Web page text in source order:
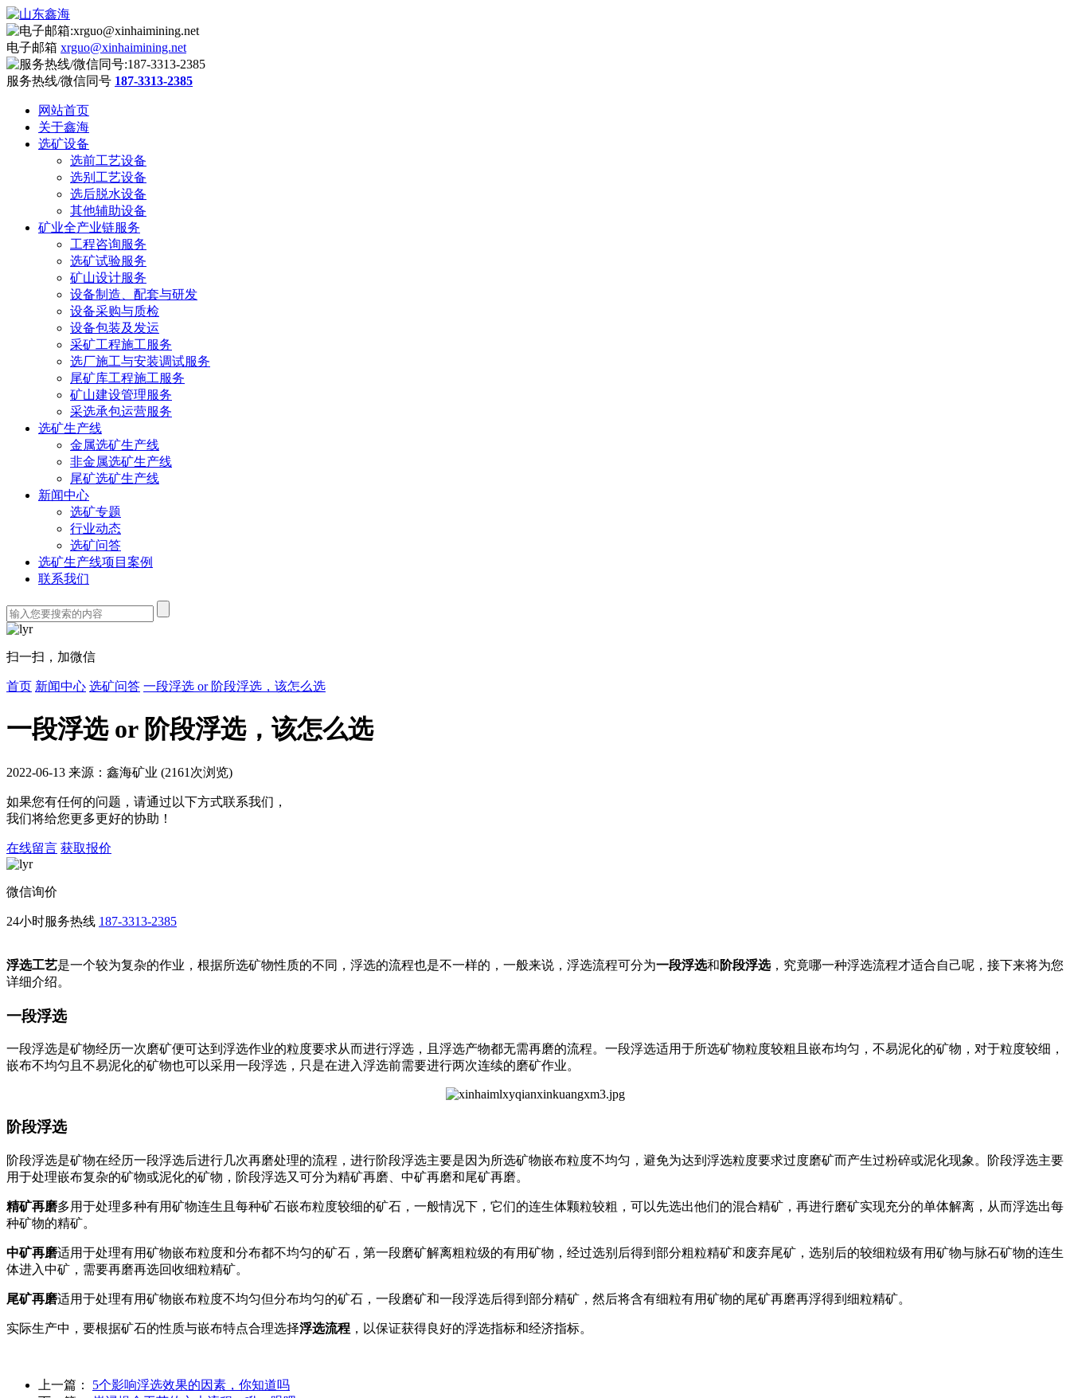
电子邮箱 xrguo@xinhaimining.net
服务热线/微信同号 187-3313-2385
网站首页
关于鑫海
选矿设备
选前工艺设备
选别工艺设备
选后脱水设备
其他辅助设备
矿业全产业链服务
工程咨询服务
选矿试验服务
矿山设计服务
设备制造、配套与研发
设备采购与质检
设备包装及发运
采矿工程施工服务
选厂施工与安装调试服务
尾矿库工程施工服务
矿山建设管理服务
采选承包运营服务
选矿生产线
金属选矿生产线
非金属选矿生产线
尾矿选矿生产线
新闻中心
选矿专题
行业动态
选矿问答
选矿生产线项目案例
联系我们
扫一扫，加微信
首页 新闻中心 选矿问答 一段浮选 or 阶段浮选，该怎么选
一段浮选 or 阶段浮选，该怎么选
2022-06-13 来源：鑫海矿业 (2161次浏览)
如果您有任何的问题，请通过以下方式联系我们，
我们将给您更多更好的协助！
在线留言 获取报价
微信询价
24小时服务热线 187-3313-2385
浮选工艺是一个较为复杂的作业，根据所选矿物性质的不同，浮选的流程也是不一样的，一般来说，浮选流程可分为一段浮选和阶段浮选，究竟哪一种浮选流程才适合自己呢，接下来将为您
详细介绍。
一段浮选
一段浮选是矿物经历一次磨矿便可达到浮选作业的粒度要求从而进行浮选，且浮选产物都无需再磨的流程。一段浮选适用于所选矿物粒度较粗且嵌布均匀，不易泥化的矿物，对于粒度较细，
嵌布不均匀且不易泥化的矿物也可以采用一段浮选，只是在进入浮选前需要进行两次连续的磨矿作业。
阶段浮选
阶段浮选是矿物在经历一段浮选后进行几次再磨处理的流程，进行阶段浮选主要是因为所选矿物嵌布粒度不均匀，避免为达到浮选粒度要求过度磨矿而产生过粉碎或泥化现象。阶段浮选主要
用于处理嵌布复杂的矿物或泥化的矿物，阶段浮选又可分为精矿再磨、中矿再磨和尾矿再磨。
精矿再磨多用于处理多种有用矿物连生且每种矿石嵌布粒度较细的矿石，一般情况下，它们的连生体颗粒较粗，可以先选出他们的混合精矿，再进行磨矿实现充分的单体解离，从而浮选出每
种矿物的精矿。
中矿再磨适用于处理有用矿物嵌布粒度和分布都不均匀的矿石，第一段磨矿解离粗粒级的有用矿物，经过选别后得到部分粗粒精矿和废弃尾矿，选别后的较细粒级有用矿物与脉石矿物的连生
体进入中矿，需要再磨再选回收细粒精矿。
尾矿再磨适用于处理有用矿物嵌布粒度不均匀但分布均匀的矿石，一段磨矿和一段浮选后得到部分精矿，然后将含有细粒有用矿物的尾矿再磨再浮得到细粒精矿。
实际生产中，要根据矿石的性质与嵌布特点合理选择浮选流程 ，以保证获得良好的浮选指标和经济指标。
上一篇： 5个影响浮选效果的因素，你知道吗